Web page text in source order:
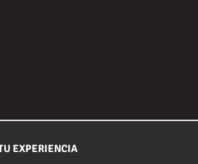
EXPERIENCIA